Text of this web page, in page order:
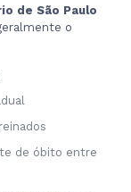
de São Paulo
o
de óbito entre